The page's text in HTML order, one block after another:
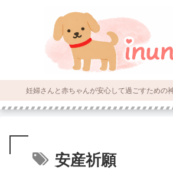
妊婦さんと赤ちゃんが安心して過ごすための
安産祈願